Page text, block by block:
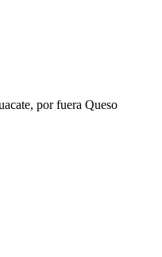
por fuera Queso